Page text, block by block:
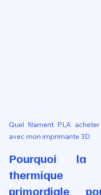
Quel filament PLA
avec mon imprimante 3D
Pourquoi la
thermique
primordiale